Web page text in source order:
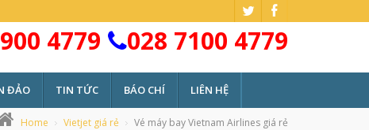
4779 028 7100 4779
ĐẢO TIN TỨC BÁO CHÍ LIÊN HỆ
Home Vietjet giá rẻ Vé máy bay Vietnam Airlines giá rẻ